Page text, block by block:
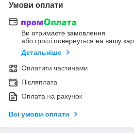
Умови оплати
Ви отримаєте замовлення
або гроші повернуться на вашу
Детальніше
Оплатити частинами
Післяплата
Оплата на рахунок
Всі умови оплати